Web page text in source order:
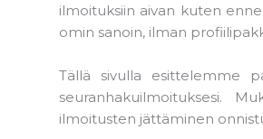
ilmoituksiin aivan kuten
omin sanoin, ilman
Tällä sivulla esittelemme
seuranhakuilmoituksesi.
ilmoitusten jättäminen